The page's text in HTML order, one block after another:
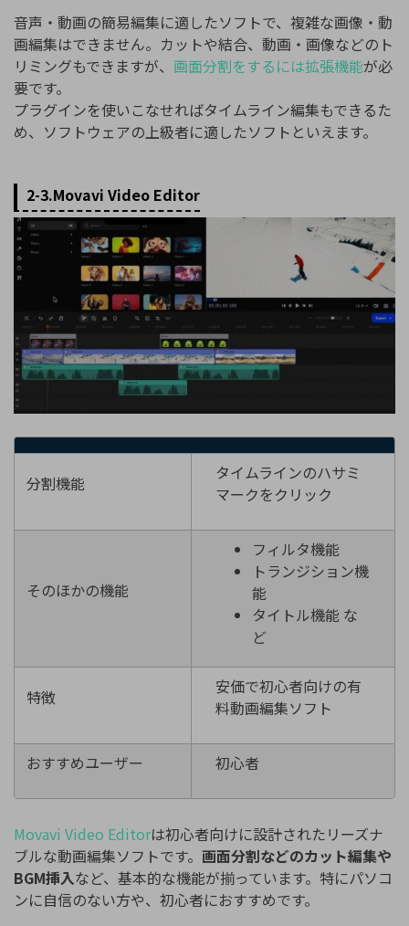
音声・動画の簡易編集に適したソフトで、複雑な画像・動
画編集はできません。カットや結合、動画・画像などのト
リミングもできますが、 画面分割をするには拡張機能が必
要です。
プラグインを使いこなせればタイムライン編集もできるた
め、ソフトウェアの上級者に適したソフトといえます。
2-3.Movavi Video Editor
分割機能
タイムラインのハサミ
マークをクリック
そのほかの機能
フィルタ機能
トランジション機
能
タイトル機能 な
ど
特徴
安価で初心者向けの有
料動画編集ソフト
おすすめユーザー 初心者
Movavi Video Editorは初心者向けに設計されたリーズナ
ブルな動画編集ソフトです。 画面分割などのカット編集や
BGM挿入など、基本的な機能が揃っています。特にパソコ
ンに自信のない方や、初心者におすすめです。